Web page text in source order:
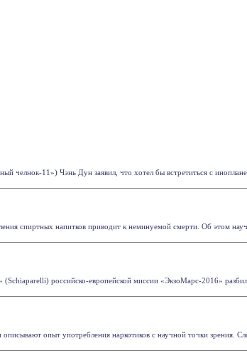
челнок-11») Чэнь Дун заявил, что хотел бы встретиться с
спиртных напитков приводит к неминуемой смерти. Об этом
российско-европейской миссии «ЭкзоМарс-2016»
опыт употребления наркотиков с научной точки зрения.